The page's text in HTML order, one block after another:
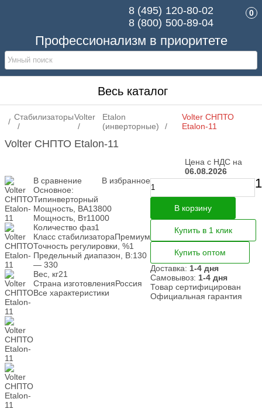
Профессионализм в приоритете
8 (495) 120-80-02
8 (800) 500-89-04
0
Весь каталог
СтабилизаторыVolter
Etalon
(инверторные)
Volter СНПТО
Etalon-11
Volter СНПТО Etalon-11
Цена с НДС на
06.08.2026
В сравнение
В избранное
Основное:
Типинверторный
Мощность, ВА13800
Мощность, Вт11000
Количество фаз1
Класс стабилизатораПремиум
Точность регулировки, %1
Предельный диапазон, В:130
— 330
Вес, кг21
Страна изготовленияРоссия
Все характеристики
В корзину
Купить в 1 клик
Купить оптом
Доставка: 1-4 дня
Самовывоз: 1-4 дня
Товар сертифицирован
Официальная гарантия